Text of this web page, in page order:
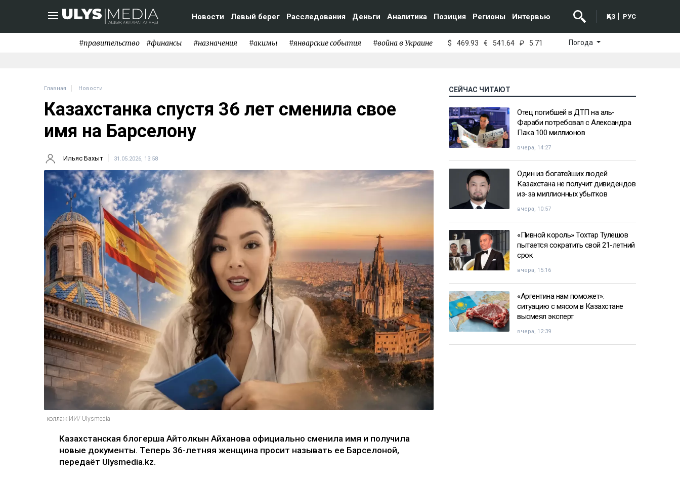
Новости Левый берег Расследования Деньги Аналитика Позиция Регионы Интервью ҚАЗ РУС
#правительство #финансы #назначения #акимы #январские события #война в Украине $ 469.93 € 541.64 ₽ 5.71 Погода
Главная Новости
Казахстанка спустя 36 лет сменила свое
имя на Барселону
Ильяс Бахыт 31.05.2026, 13:58
коллаж ИИ/ Ulysmedia
Казахстанская блогерша Айтолкын Айханова официально сменила имя и получила
новые документы. Теперь 36-летняя женщина просит называть ее Барселоной,
передаёт Ulysmedia.kz.
СЕЙЧАС ЧИТАЮТ
Отец погибшей в ДТП на аль-
Фараби потребовал с Александра
Пака 100 миллионов
вчера, 14:27
Один из богатейших людей
Казахстана не получит дивидендов
из-за миллионных убытков
вчера, 10:57
«Пивной король» Тохтар Тулешов
пытается сократить свой 21-летний
срок
вчера, 15:16
«Аргентина нам поможет»:
ситуацию с мясом в Казахстане
высмеял эксперт
вчера, 12:39